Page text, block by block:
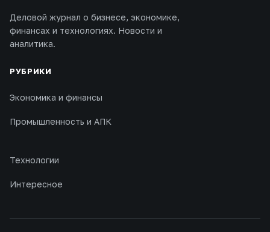
Деловой журнал о бизнесе, экономике,
финансах и технологиях. Новости и
аналитика.
РУБРИКИ
Экономика и финансы
Промышленность и АПК
Технологии
Интересное